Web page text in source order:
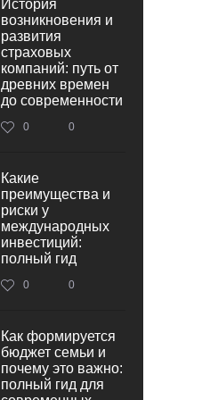
История
возникновения и
развития
страховых
компаний: путь от
древних времен
до современности
0 0
Какие
преимущества и
риски у
международных
инвестиций:
полный гид
0 0
Как формируется
бюджет семьи и
почему это важно:
полный гид для